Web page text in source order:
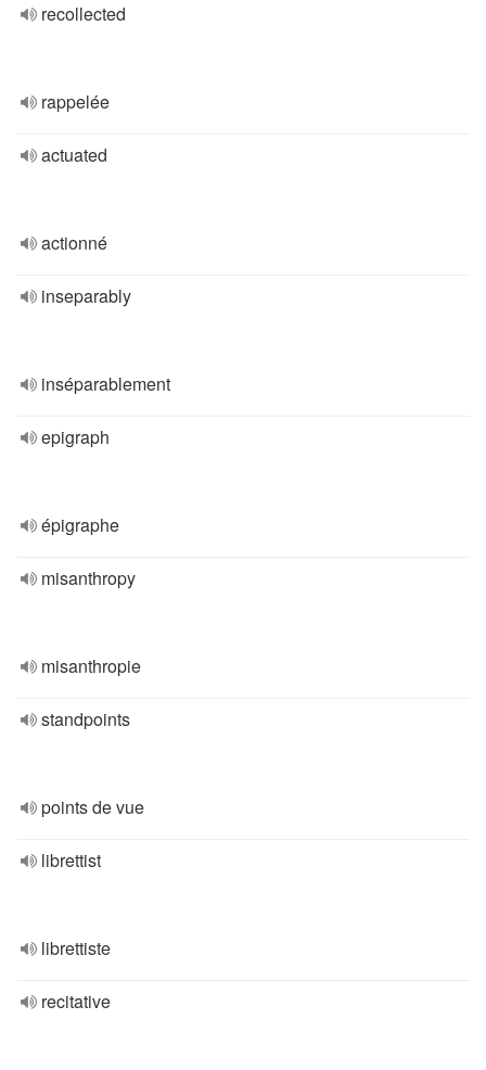
recollected
rappelée
actuated
actionné
inseparably
inséparablement
epigraph
épigraphe
misanthropy
misanthropie
standpoints
points de vue
librettist
librettiste
recitative